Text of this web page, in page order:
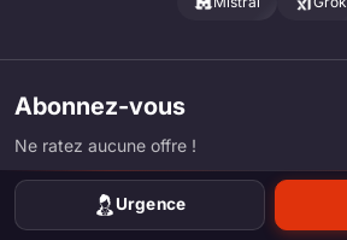
Urgence
Abonnez-vous
Ne ratez aucune offre !